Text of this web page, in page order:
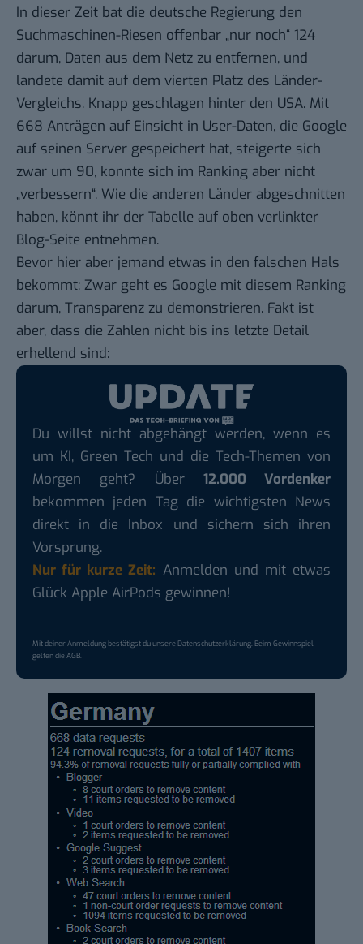
In dieser Zeit bat die deutsche Regierung den
Suchmaschinen-Riesen offenbar „nur noch“ 124
darum, Daten aus dem Netz zu entfernen, und
landete damit auf dem vierten Platz des Länder-
Vergleichs. Knapp geschlagen hinter den USA. Mit
668 Anträgen auf Einsicht in User-Daten, die Google
auf seinen Server gespeichert hat, steigerte sich
zwar um 90, konnte sich im Ranking aber nicht
„verbessern“. Wie die anderen Länder abgeschnitten
haben, könnt ihr der Tabelle auf oben verlinkter
Blog-Seite entnehmen.
Bevor hier aber jemand etwas in den falschen Hals
bekommt: Zwar geht es Google mit diesem Ranking
darum, Transparenz zu demonstrieren. Fakt ist
aber, dass die Zahlen nicht bis ins letzte Detail
erhellend sind:
Du willst nicht abgehängt werden, wenn es
um KI, Green Tech und die Tech-Themen von
Morgen geht? Über 12.000 Vordenker
bekommen jeden Tag die wichtigsten News
direkt in die Inbox und sichern sich ihren
Vorsprung.
Nur für kurze Zeit: Anmelden und mit etwas
Glück Apple AirPods gewinnen!
Mit deiner Anmeldung bestätigst du unsereDatenschutzerklärung. Beim Gewinnspiel
gelten dieAGB.